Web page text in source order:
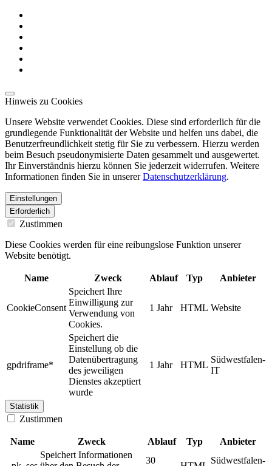
Hinweis zu Cookies
Unsere Website verwendet Cookies. Diese sind erforderlich für die
grundlegende Funktionalität der Website und helfen uns dabei, die
Benutzerfreundlichkeit stetig für Sie zu verbessern. Hierzu werden
beim Besuch pseudonymisierte Daten gesammelt und ausgewertet.
Ihr Einverständnis hierzu können Sie jederzeit widerrufen. Weitere
Informationen finden Sie in unsererDatenschutzerklärung.
Einstellungen
Erforderlich
Zustimmen
Diese Cookies werden für eine reibungslose Funktion unserer
Website benötigt.
Name Zweck Ablauf Typ Anbieter
CookieConsent
Speichert Ihre
Einwilligung zur
Verwendung von
Cookies.
1 Jahr HTML Website
gpdriframe*
Speichert die
Einstellung ob die
Datenübertragung
des jeweiligen
Dienstes akzeptiert
wurde
1 Jahr HTML
Südwestfalen-
IT
Statistik
Zustimmen
Name Zweck Ablauf Typ Anbieter
Speichert Informationen
30
Südwestfalen-